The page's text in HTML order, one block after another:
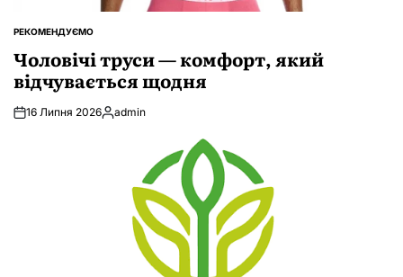
ОПУБЛІКУВАТИ
РЕКОМЕНДУЄМО
Чоловічі труси — комфорт, який
відчувається щодня
16 Липня 2026Опубліковано
admin